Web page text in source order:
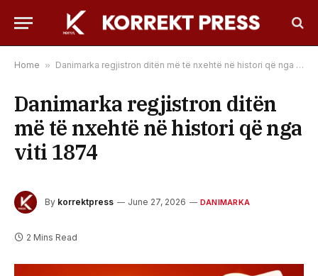
Home » Danimarka regjistron ditën më të nxehtë në histori që nga viti 1874
Danimarka regjistron ditën
më të nxehtë në histori që nga
viti 1874
By korrektpress June 27, 2026 DANIMARKA
2 Mins Read